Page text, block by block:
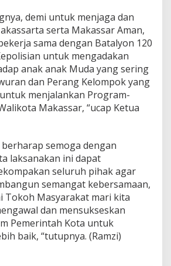
demi untuk menjaga dan
serta Makassar Aman,
sama dengan Batalyon 120
untuk mengadakan
anak anak Muda yang sering
dan Perang Kelompok yang
menjalankan Program-
Makassar, “ucap Ketua
semoga dengan
laksanakan ini dapat
seluruh pihak agar
semangat kebersamaan,
Tokoh Masyarakat mari kita
dan mensukseskan
Pemerintah Kota untuk
baik, “tutupnya. (Ramzi)